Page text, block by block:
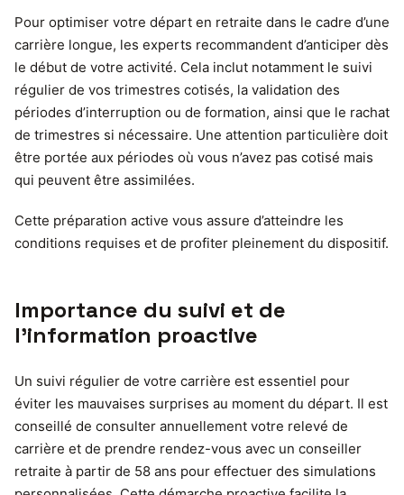
Pour optimiser votre départ en retraite dans le cadre d’une
carrière longue, les experts recommandent d’anticiper dès
le début de votre activité. Cela inclut notamment le suivi
régulier de vos trimestres cotisés, la validation des
périodes d’interruption ou de formation, ainsi que le rachat
de trimestres si nécessaire. Une attention particulière doit
être portée aux périodes où vous n’avez pas cotisé mais
qui peuvent être assimilées.
Cette préparation active vous assure d’atteindre les
conditions requises et de profiter pleinement du dispositif.
Importance du suivi et de
l’information proactive
Un suivi régulier de votre carrière est essentiel pour
éviter les mauvaises surprises au moment du départ. Il est
conseillé de consulter annuellement votre relevé de
carrière et de prendre rendez-vous avec un conseiller
retraite à partir de 58 ans pour effectuer des simulations